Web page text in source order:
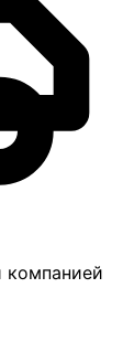
компанией